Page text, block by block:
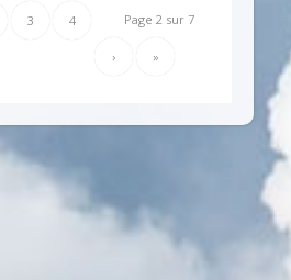
Page 2 sur 7
3 4
› »